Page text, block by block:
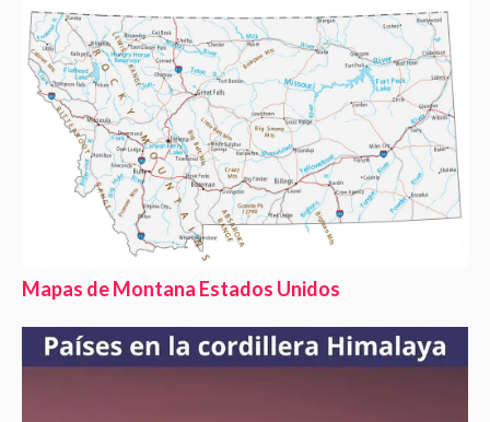
Mapas de Montana Estados Unidos